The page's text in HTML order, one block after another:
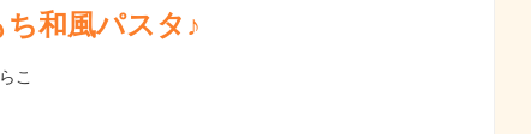
和風パスタ♪
こ